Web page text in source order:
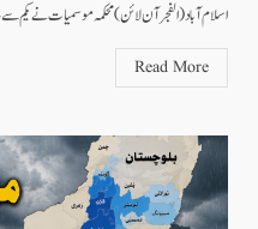
اسلام آباد(الفجرآن لائن)محکمہ موسمیات نے یکم سے 4 اگست تک شدید بارشوں کی پیشگوئی کی ہے اورفلڈ...
Read More